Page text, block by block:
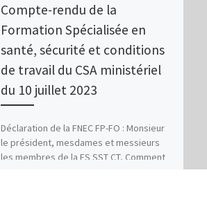
Compte-rendu de la
Formation Spécialisée en
santé, sécurité et conditions
de travail du CSA ministériel
du 10 juillet 2023
Déclaration de la FNEC FP-FO : Monsieur
le président, mesdames et messieurs
les membres de la FS SST CT, Comment